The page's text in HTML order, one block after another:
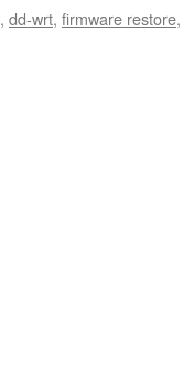
, dd-wrt, firmware restore